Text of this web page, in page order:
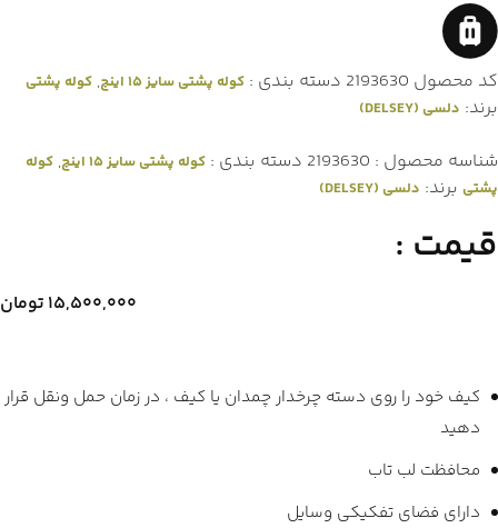
کد محصول 2193630 دسته بندی : کوله پشتی سایز ۱۵ اینچ , کوله پشتی
برند: دلسی (DELSEY)
شناسه محصول : 2193630 دسته بندی : کوله پشتی سایز ۱۵ اینچ , کوله
پشتی برند: دلسی (DELSEY)
قیمت :
۱۵,۵۰۰,۰۰۰ تومان
کیف خود را روی دسته چرخدار چمدان یا کیف ، در زمان حمل ونقل قرار
دهید
محافظت لب تاب
دارای فضای تفکیکی وسایل